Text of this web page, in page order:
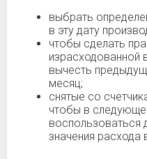
выбрать
в эту дату
чтобы сделать
израсходованной
вычесть
месяц;
снятые со
чтобы в
воспользоваться
значения расхода